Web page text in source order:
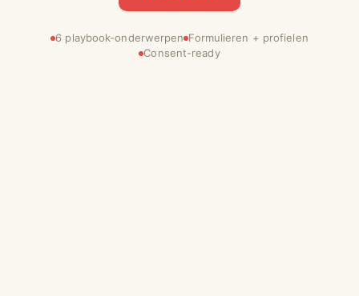
6 playbook-onderwerpen Formulieren + profielen
Consent-ready